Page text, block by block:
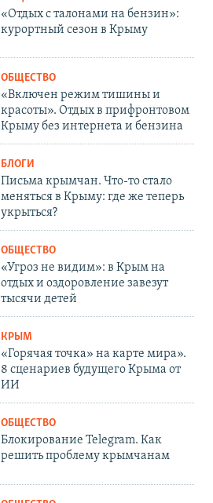
«Отдых с талонами на бензин»:
курортный сезон в Крыму
ОБЩЕСТВО
«Включен режим тишины и
красоты». Отдых в прифронтовом
Крыму без интернета и бензина
БЛОГИ
Письма крымчан. Что-то стало
меняться в Крыму: где же теперь
укрыться?
ОБЩЕСТВО
«Угроз не видим»: в Крым на
отдых и оздоровление завезут
тысячи детей
КРЫМ
«Горячая точка» на карте мира».
8 сценариев будущего Крыма от
ИИ
ОБЩЕСТВО
Блокирование Telegram. Как
решить проблему крымчанам